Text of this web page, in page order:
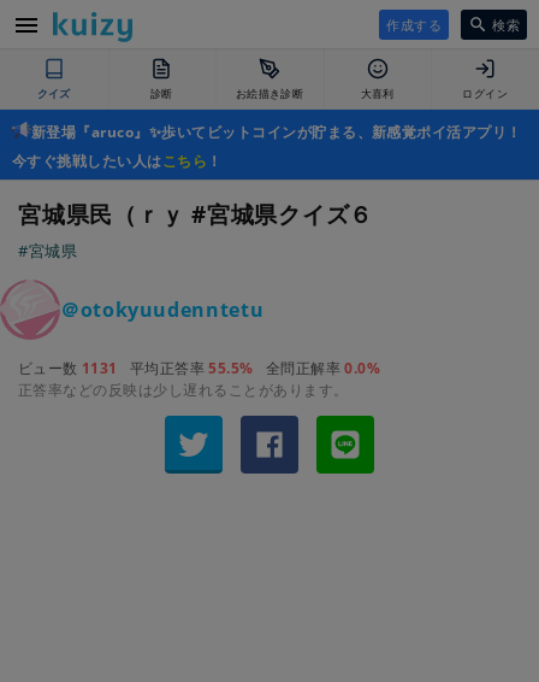
作成する 検索
クイズ 診断 お絵描き診断 大喜利 ログイン
新登場『aruco』✨歩いてビットコインが貯まる、新感覚ポイ活アプリ！
今すぐ挑戦したい人はこちら ！
宮城県民（ｒｙ #宮城県クイズ６
#宮城県
＠otokyuudenntetu
ビュー数 1131 平均正答率55.5% 全問正解率0.0%
正答率などの反映は少し遅れることがあります。